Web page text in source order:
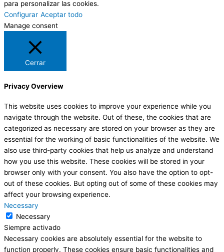
para personalizar las cookies.
Configurar Aceptar todo
Manage consent
Cerrar
Privacy Overview
This website uses cookies to improve your experience while you
navigate through the website. Out of these, the cookies that are
categorized as necessary are stored on your browser as they are
essential for the working of basic functionalities of the website. We
also use third-party cookies that help us analyze and understand
how you use this website. These cookies will be stored in your
browser only with your consent. You also have the option to opt-
out of these cookies. But opting out of some of these cookies may
affect your browsing experience.
Necessary
Necessary
Siempre activado
Necessary cookies are absolutely essential for the website to
function properly. These cookies ensure basic functionalities and